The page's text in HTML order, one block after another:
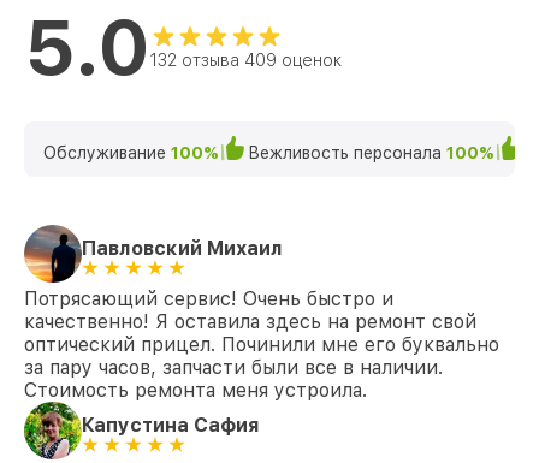
5.0 132 отзыва 409 оценок
Обслуживание 100% Вежливость персонала 100%
Павловский Михаил
Потрясающий сервис! Очень быстро и
качественно! Я оставила здесь на ремонт свой
оптический прицел. Починили мне его буквально
за пару часов, запчасти были все в наличии.
Стоимость ремонта меня устроила.
Капустина Сафия